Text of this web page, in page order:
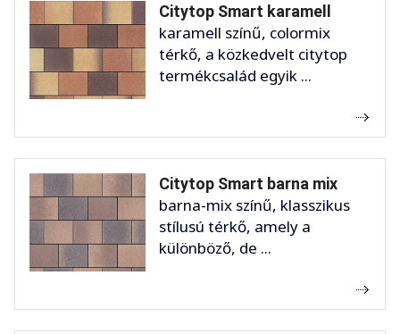
Citytop Smart karamell
karamell színű, colormix
térkő, a közkedvelt citytop
termékcsalád egyik ...
Citytop Smart barna mix
barna-mix színű, klasszikus
stílusú térkő, amely a
különböző, de ...